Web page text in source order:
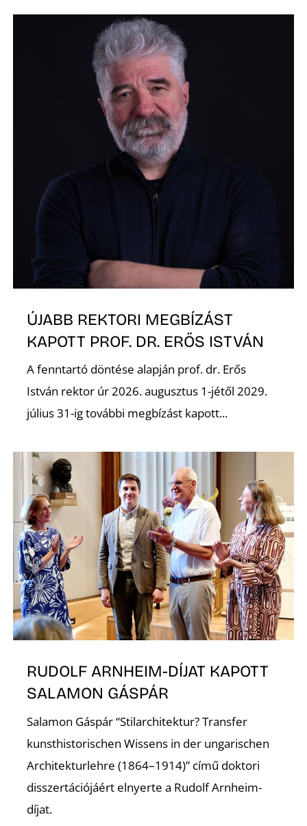
ÚJABB REKTORI MEGBÍZÁST
KAPOTT PROF. DR. ERŐS ISTVÁN
A fenntartó döntése alapján prof. dr. Erős
István rektor úr 2026. augusztus 1-jétől 2029.
július 31-ig további megbízást kapott...
RUDOLF ARNHEIM-DÍJAT KAPOTT
SALAMON GÁSPÁR
Salamon Gáspár “Stilarchitektur? Transfer
kunsthistorischen Wissens in der ungarischen
Architekturlehre (1864–1914)” című doktori
disszertációjáért elnyerte a Rudolf Arnheim-
díjat.